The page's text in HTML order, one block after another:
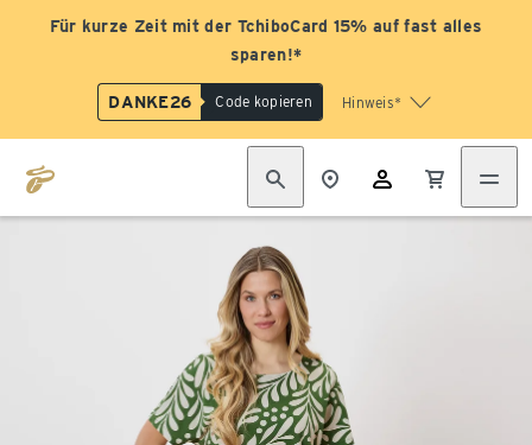
Für kurze Zeit mit der TchiboCard 15% auf fast alles
sparen!*
DANKE26 Code kopieren Hinweis*